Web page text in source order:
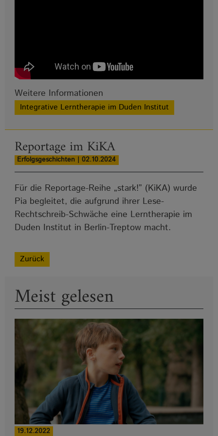
Weitere Informationen
Integrative Lerntherapie im Duden Institut
Reportage im KiKA
Erfolgsgeschichten | 02.10.2024
Für die Reportage-Reihe „stark!” (KiKA) wurde
Pia begleitet, die aufgrund ihrer Lese-
Rechtschreib-Schwäche eine Lerntherapie im
Duden Institut in Berlin-Treptow macht.
Zurück
Meist gelesen
19.12.2022